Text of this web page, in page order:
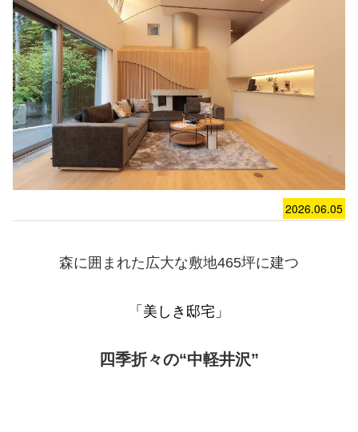
2026.06.05
森に囲まれた広大な敷地465坪に建つ
「美しき邸宅」
四季折々の“中軽井沢”